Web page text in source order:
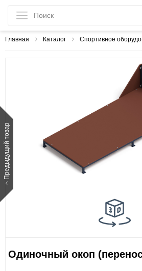
Главная Каталог Спортивное
Предыдущий товар
Одиночный окоп